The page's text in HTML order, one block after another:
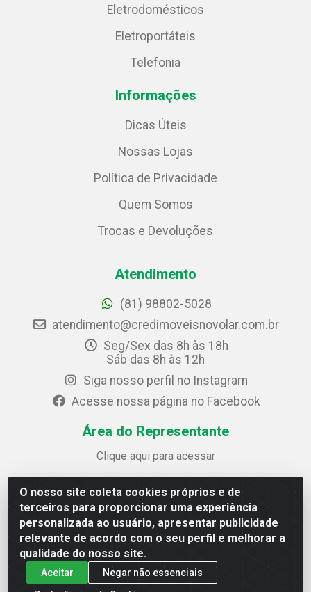
O nosso site coleta cookies próprios e de
terceiros para proporcionar uma experiência
personalizada ao usuário, apresentar publicidade
relevante de acordo com o seu perfil e melhorar a
qualidade do nosso site.
Aceitar
Negar não essenciais
Eletrodomésticos
Eletroportáteis
Telefonia
Informações
Dicas Úteis
Nossas Lojas
Política de Privacidade
Quem Somos
Trocas e Devoluções
Atendimento
(81) 98802-5028
atendimento@credimoveisnovolar.com.br
Seg/Sex das 8h às 18h
Sáb das 8h às 12h
Siga nosso perfil no Instagram
Acesse nossa página no Facebook
Área do Representante
Clique aqui para acessar
Credimóveis Novolar Ltda
Rua José Alves Bezerra, 430 - Prazeres - Jaboatão dos
Guararapes / PE - CEP 54.325-610
CNPJ: 09.930.165/0013-70